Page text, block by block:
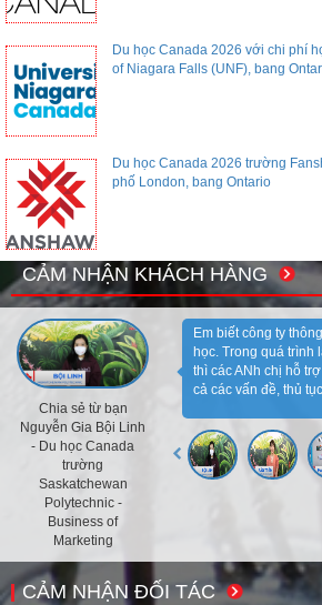
Du học Canada 2026 với chi phí
of Niagara Falls (UNF), bang
Du học Canada 2026 trường
phố London, bang Ontario
CẢM NHẬN KHÁCH HÀNG
Chia sẻ từ bạn
Nguyễn Gia Bội Linh
- Du học Canada
trường
Saskatchewan
Polytechnic -
Business of
Marketing
Em biết công ty
học. Trong quá trình
thì các ANh chị hỗ
cả các vấn đề, thủ
CẢM NHẬN ĐỐI TÁC